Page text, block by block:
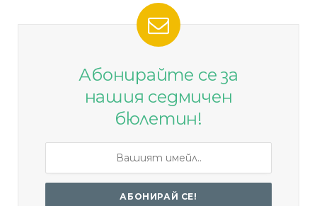
Абонирайте се за
нашия седмичен
бюлетин!